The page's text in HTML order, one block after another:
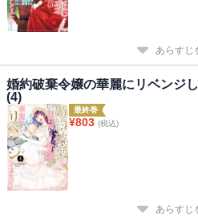
あらすじ
婚約破棄令嬢の華麗にリベンジ
(4)
最終巻
¥803 (税込)
あらすじ